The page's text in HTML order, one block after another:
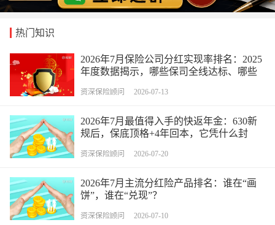
热门知识
2026年7月保险公司分红实现率排名：2025
年度数据揭示，哪些保司全线达标、哪些
资深保险顾问 2026-07-13
2026年7月最值得入手的快返年金：630新
规后，保底顶格+4年回本，它凭什么封
资深保险顾问 2026-07-20
2026年7月主流分红险产品排名：谁在“画
饼”，谁在“兑现”？
资深保险顾问 2026-07-10